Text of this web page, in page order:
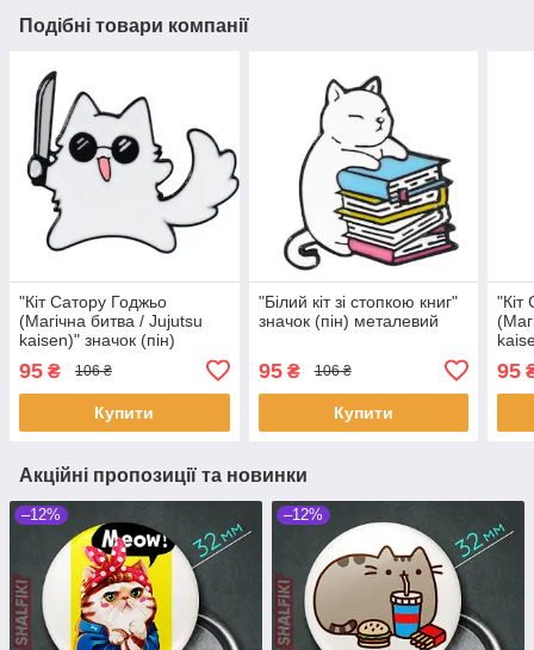
Подібні товари компанії
"Кіт Сатору Годжьо
(Магічна битва / Jujutsu
kaisen)" значок (пін)
95 ₴ 106 ₴
Купити
"Білий кіт зі стопкою книг"
значок (пін) металевий
95₴ 106 ₴
Купити
"Кіт
95
Акційні пропозиції та новинки
–12% –12%